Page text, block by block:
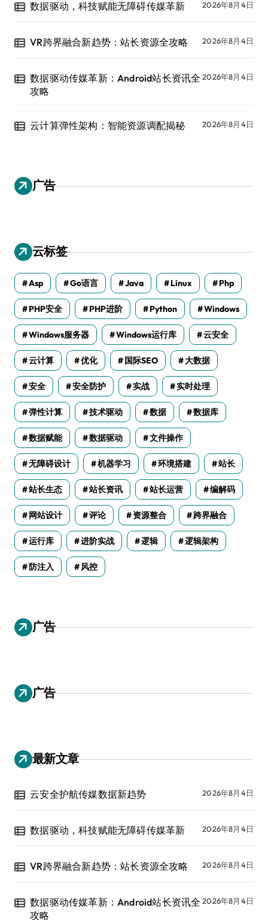
数据驱动，科技赋能无障碍传媒革新 2026年8月4日
VR跨界融合新趋势：站长资源全攻略 2026年8月4日
数据驱动传媒革新：Android站长资讯全
攻略
2026年8月4日
云计算弹性架构：智能资源调配揭秘 2026年8月4日
广告
云标签
Asp Go语言 Java Linux Php
PHP安全 PHP进阶 Python Windows
Windows服务器 Windows运行库 云安全
云计算 优化 国际SEO 大数据
安全 安全防护 实战 实时处理
弹性计算 技术驱动 数据 数据库
数据赋能 数据驱动 文件操作
无障碍设计 机器学习 环境搭建 站长
站长生态 站长资讯 站长运营 编解码
网站设计 评论 资源整合 跨界融合
运行库 进阶实战 逻辑 逻辑架构
防注入 风控
广告
广告
最新文章
云安全护航传媒数据新趋势 2026年8月4日
数据驱动，科技赋能无障碍传媒革新 2026年8月4日
VR跨界融合新趋势：站长资源全攻略 2026年8月4日
数据驱动传媒革新：Android站长资讯全
攻略
2026年8月4日